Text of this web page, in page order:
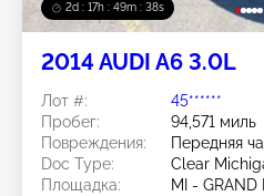
2d : 17h : 49m : 37s
2014 AUDI A6 3.0L
Лот #:
45******
Пробег:
94,571 миль
Повреждения:
Передняя
Doc Type:
Clear
Площадка:
MI - GRAND